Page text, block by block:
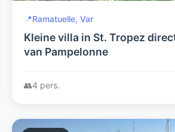
📍Ramatuelle, Var
Kleine villa in St. Tropez
van Pampelonne
👥4 pers.